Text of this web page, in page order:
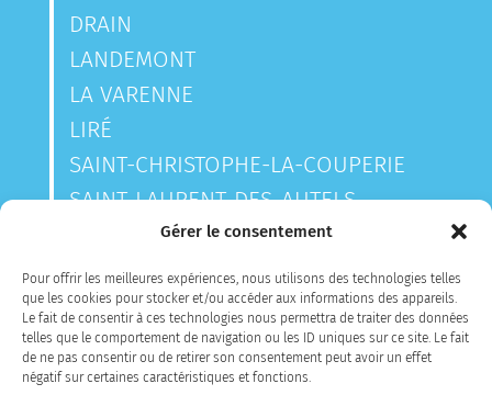
Gérer le consentement
Pour offrir les meilleures expériences, nous utilisons des technologies telles
que les cookies pour stocker et/ou accéder aux informations des appareils.
Le fait de consentir à ces technologies nous permettra de traiter des données
telles que le comportement de navigation ou les ID uniques sur ce site. Le fait
de ne pas consentir ou de retirer son consentement peut avoir un effet
négatif sur certaines caractéristiques et fonctions.
DRAIN
LANDEMONT
LA VARENNE
LIRÉ
SAINT-CHRISTOPHE-LA-COUPERIE
SAINT-LAURENT-DES-AUTELS
SAINT-SAUVEUR-DE-LANDEMONT
CONTACTEZ-NOUS